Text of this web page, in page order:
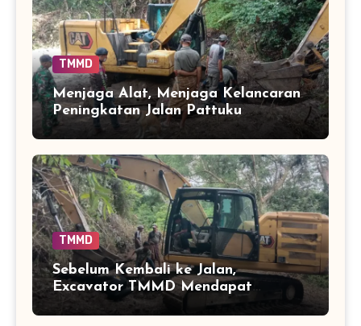
TMMD
Menjaga Alat, Menjaga Kelancaran
Peningkatan Jalan Pattuku
TMMD
Sebelum Kembali ke Jalan,
Excavator TMMD Mendapat
Perhatian